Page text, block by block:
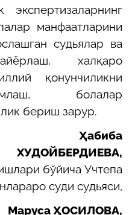
манфаатларини
судьялар ва
халқаро
қонунчиликни
болалар
бериш зарур.
Ҳабиба
ХУДОЙБЕРДИЕВА,
бўйича Учтепа
суди судьяси,
Маруса ҲОСИЛОВА,